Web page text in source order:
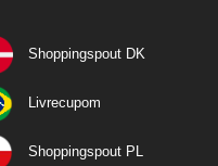
Shoppingspout DK
Livrecupom
Shoppingspout PL